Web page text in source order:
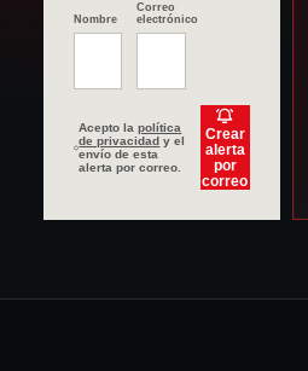
Nombre
Correo
electrónico
Acepto lapolítica
de privacidad y el
envío de esta
alerta por correo.
Crear
alerta
por
correo